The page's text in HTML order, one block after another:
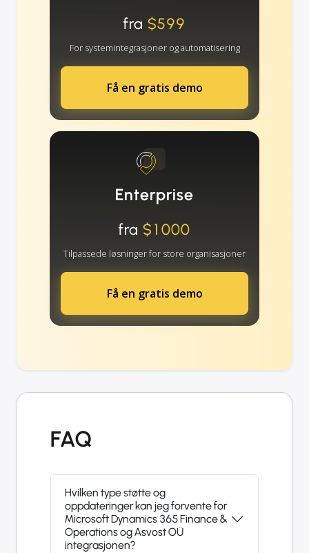
fra $599
For systemintegrasjoner og automatisering
Få en gratis demo
Enterprise
fra $1000
Tilpassede løsninger for store organisasjoner
Få en gratis demo
FAQ
Hvilken type støtte og
oppdateringer kan jeg forvente for
Microsoft Dynamics 365 Finance &
Operations og Asvost OÜ
integrasjonen?